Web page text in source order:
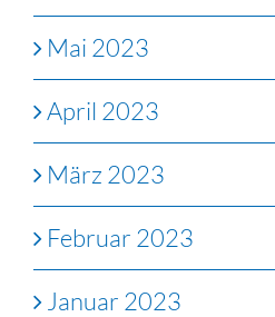
Mai 2023
April 2023
März 2023
Februar 2023
Januar 2023